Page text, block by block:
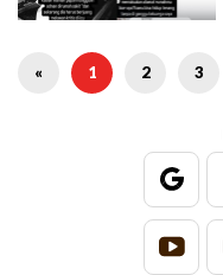
« 1 2 3